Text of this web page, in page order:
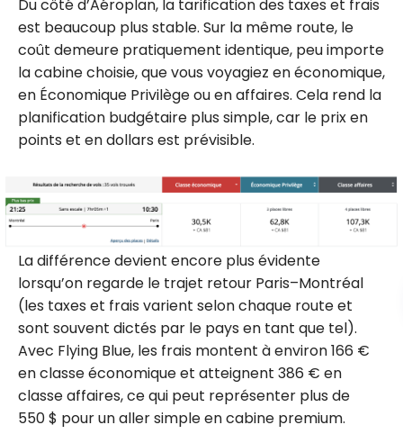
Du côté d’Aéroplan, la tarification des taxes et frais
est beaucoup plus stable. Sur la même route, le
coût demeure pratiquement identique, peu importe
la cabine choisie, que vous voyagiez en économique,
en Économique Privilège ou en affaires. Cela rend la
planification budgétaire plus simple, car le prix en
points et en dollars est prévisible.
La différence devient encore plus évidente
lorsqu’on regarde le trajet retour Paris–Montréal
(les taxes et frais varient selon chaque route et
sont souvent dictés par le pays en tant que tel).
Avec Flying Blue, les frais montent à environ 166 €
en classe économique et atteignent 386 € en
classe affaires, ce qui peut représenter plus de
550 $ pour un aller simple en cabine premium.